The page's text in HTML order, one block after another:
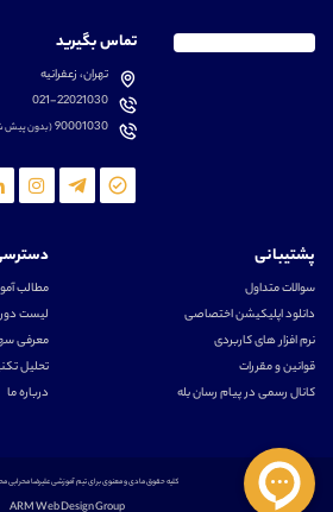
تماس بگیرید
تهران، زعفرانیه
021-22021030
90001030(بدون پیش
پشتیبانی
سوالات متداول
دانلود اپلیکیشن اختصاصی
نرم افزار های کاربردی
قوانین و مقررات
کانال رسمی در پیام رسان بله
مطالب
لیست
معرفی
تحلیل
درباره ما
کلیه حقوق مادی و معنوی برای تیم آموزشی علیرضا محرابی
ARM Web Design Group